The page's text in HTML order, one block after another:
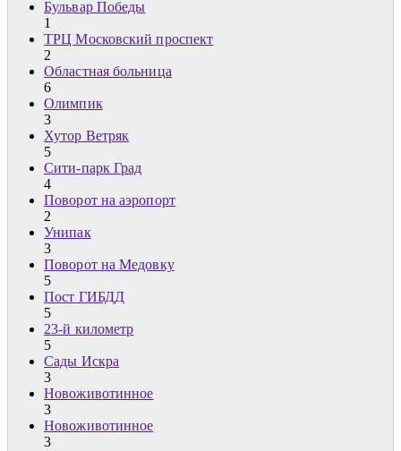
Бульвар Победы
1
ТРЦ Московский проспект
2
Областная больница
6
Олимпик
3
Хутор Ветряк
5
Сити-парк Град
4
Поворот на аэропорт
2
Унипак
3
Поворот на Медовку
5
Пост ГИБДД
5
23-й километр
5
Сады Искра
3
Новоживотинное
3
Новоживотинное
3